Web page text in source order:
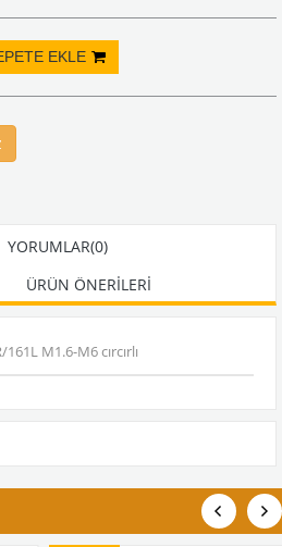
YORUMLAR(0)
ÜRÜN ÖNERILERI
M1.6-M6 cırcırlı